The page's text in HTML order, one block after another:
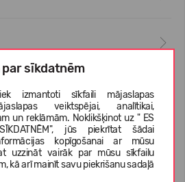
sīkdatnēm
izmantoti sīkfaili mājaslapas
veiktspējai, analītikai,
un reklāmām. Noklikšķinot uz " ES
jūs piekrītat šādai
kopīgošanai ar mūsu
uzzināt vairāk par mūsu sīkfailu
kā arī mainīt savu piekrišanu sadaļā